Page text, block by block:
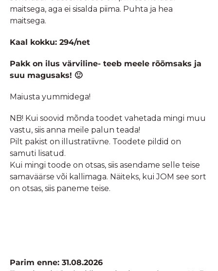
maitsega, aga ei sisalda piima. Puhta ja hea
maitsega.
Kaal kokku: 294/net
Pakk on ilus värviline- teeb meele rõõmsaks ja
suu magusaks! 🙂
Maiusta yummidega!
NB! Kui soovid mõnda toodet vahetada mingi muu
vastu, siis anna meile palun teada!
Pilt pakist on illustratiivne. Toodete pildid on
samuti lisatud.
Kui mingi toode on otsas, siis asendame selle teise
samaväärse või kallimaga. Näiteks, kui JOM see sort
on otsas, siis paneme teise.
Parim enne: 31.08.2026